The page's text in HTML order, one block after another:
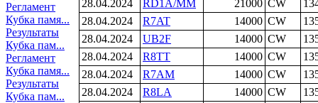
Регламент
Кубка памя...
Результаты
Кубка пам...
Регламент
Кубка памя...
Результаты
Кубка пам...
28.04.2024
RD1A/MM 21000 CW
28.04.2024
R7AT 14000 CW
28.04.2024
UB2F 14000 CW
28.04.2024
R8TT 14000 CW
28.04.2024
R7AM 14000 CW
28.04.2024
R8LA 14000 CW